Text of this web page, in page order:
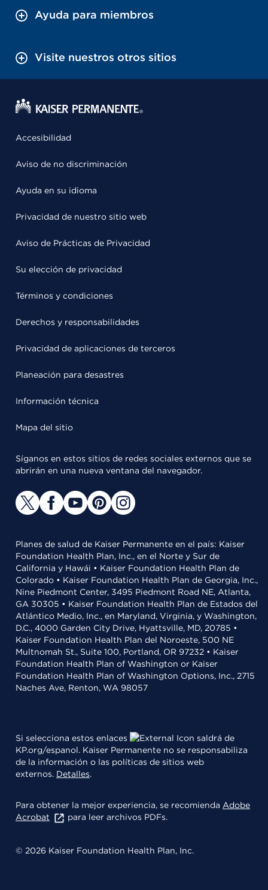
Ayuda para miembros
Visite nuestros otros sitios
Accesibilidad
Aviso de no discriminación
Ayuda en su idioma
Privacidad de nuestro sitio web
Aviso de Prácticas de Privacidad
Su elección de privacidad
Términos y condiciones
Derechos y responsabilidades
Privacidad de aplicaciones de terceros
Planeación para desastres
Información técnica
Mapa del sitio
Síganos en estos sitios de redes sociales externos que se
abrirán en una nueva ventana del navegador.
Planes de salud de Kaiser Permanente en el país: Kaiser
Foundation Health Plan, Inc., en el Norte y Sur de
California y Hawái • Kaiser Foundation Health Plan de
Colorado • Kaiser Foundation Health Plan de Georgia, Inc.,
Nine Piedmont Center, 3495 Piedmont Road NE, Atlanta,
GA 30305 • Kaiser Foundation Health Plan de Estados del
Atlántico Medio, Inc., en Maryland, Virginia, y Washington,
D.C., 4000 Garden City Drive, Hyattsville, MD, 20785 •
Kaiser Foundation Health Plan del Noroeste, 500 NE
Multnomah St., Suite 100, Portland, OR 97232 • Kaiser
Foundation Health Plan of Washington or Kaiser
Foundation Health Plan of Washington Options, Inc., 2715
Naches Ave, Renton, WA 98057
Si selecciona estos enlaces
saldrá de
KP.org/espanol. Kaiser Permanente no se responsabiliza
de la información o las políticas de sitios web
externos. Detalles.
Para obtener la mejor experiencia, se recomienda Adobe
Acrobat
para leer archivos PDFs.
© 2026 Kaiser Foundation Health Plan, Inc.